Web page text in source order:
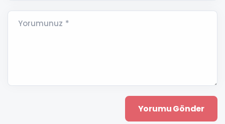
Yorumunuz *